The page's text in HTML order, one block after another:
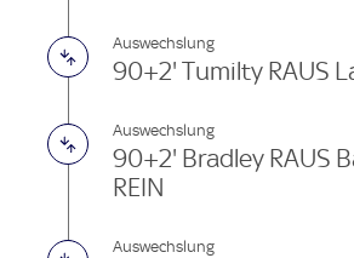
Auswechslung
90+2' Tumilty RAUS
Auswechslung
90+2' Bradley RAUS
REIN
Auswechslung